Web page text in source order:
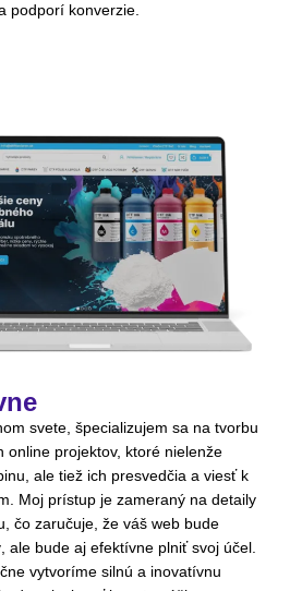
podporí konverzie.
svete, špecializujem sa na tvorbu
online projektov, ktoré nielenže
ale tiež ich presvedčia a viesť k
Moj prístup je zameraný na detaily
čo zaručuje, že váš web bude
ale bude aj efektívne plniť svoj účel.
vytvoríme silnú a inovatívnu